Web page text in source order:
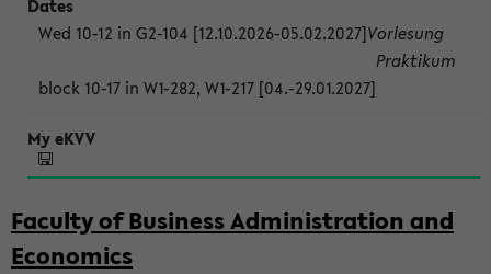
Wed 10-12 in G2-104 [12.10.2026-05.02.2027]Vorlesung
block 10-17 in W1-282, W1-217 [04.-29.01.2027]
Praktikum
Faculty of Business Administration and
Economics